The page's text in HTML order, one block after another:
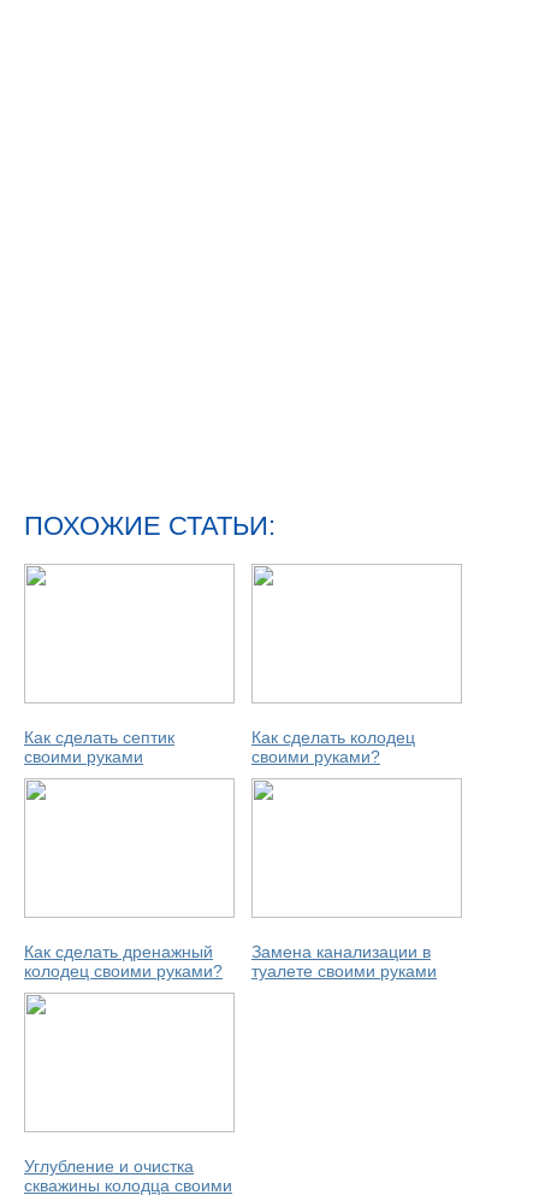
ПОХОЖИЕ СТАТЬИ:
Как сделать септик
своими руками
Как сделать колодец
своими руками?
Как сделать дренажный
колодец своими руками?
Замена канализации в
туалете своими руками
Углубление и очистка
скважины колодца своими